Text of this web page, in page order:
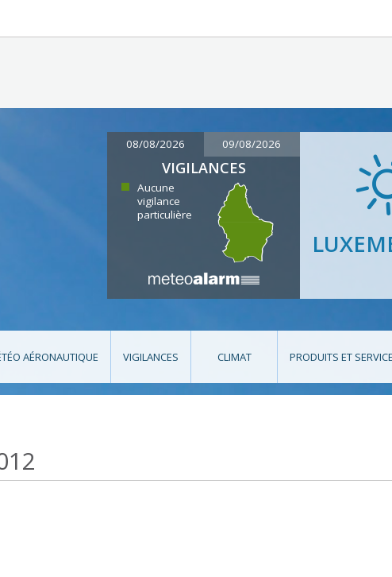
08/08/2026 09/08/2026
VIGILANCES
Aucune
vigilance
particulière
AÉRONAUTIQUE VIGILANCES CLIMAT PRODUITS ET